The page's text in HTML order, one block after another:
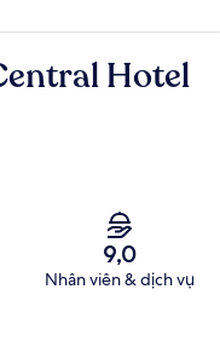
Hotel
9,0
Nhân viên & dịch vụ